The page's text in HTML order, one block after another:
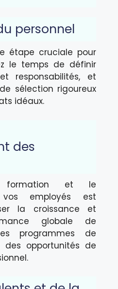
personnel
étape cruciale pour
le temps de définir
responsabilités, et
sélection rigoureux
idéaux.
des
et le
employés est
la croissance et
globale de
programmes de
opportunités de